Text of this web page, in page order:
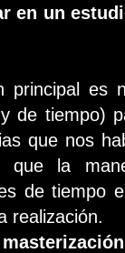
en un
principal es
de tiempo)
que nos
la
de tiempo
realización.